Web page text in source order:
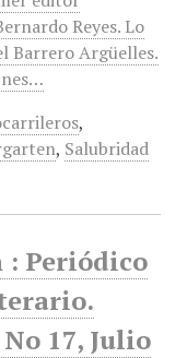
Reyes. Lo
Barrero Argüelles.
,
, Salubridad
: Periódico
17, Julio